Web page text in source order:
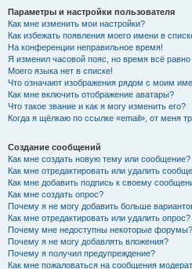
Параметры и настройки пользователя
Как мне изменить мои настройки?
Как избежать появления моего имени в
На конференции неправильное время!
Я изменил часовой пояс, но время всё равно
Моего языка нет в списке!
Что означают изображения рядом с моим
Как мне включить отображение аватары?
Что такое звание и как я могу изменить его?
Когда я щёлкаю по ссылке «email», от меня
Создание сообщений
Как мне создать новую тему или сообщение?
Как мне отредактировать или удалить
Как мне добавить подпись к своему
Как мне создать опрос?
Почему я не могу добавить больше
Как мне отредактировать или удалить опрос?
Почему мне недоступны некоторые форумы?
Почему я не могу добавлять вложения?
Почему я получил предупреждение?
Как мне пожаловаться на сообщения